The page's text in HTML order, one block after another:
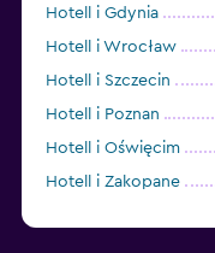
Hotell i Gdynia
Hotell i Wrocław
Hotell i Szczecin
Hotell i Poznan
Hotell i Oświęcim
Hotell i Zakopane